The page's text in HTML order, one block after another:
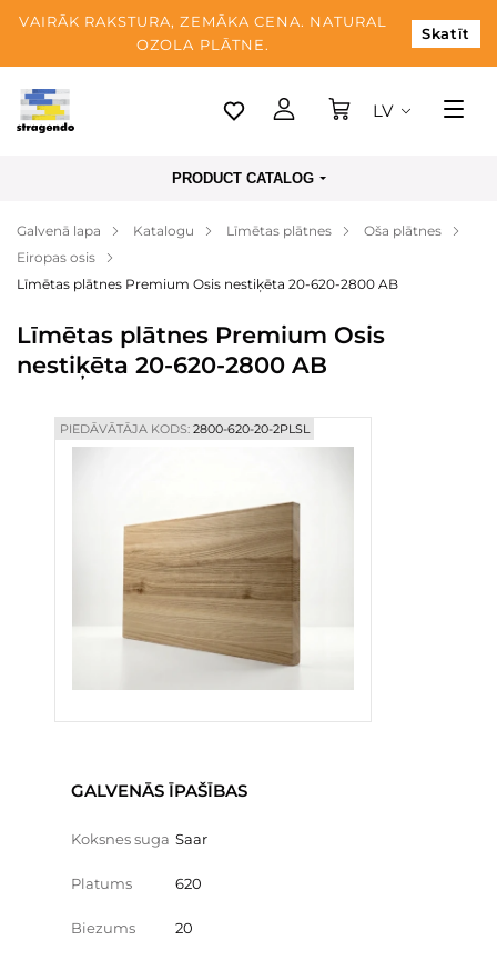
VAIRĀK RAKSTURA, ZEMĀKA CENA. NATURAL
OZOLA PLĀTNE.
Skatīt
Tallina
Apmaksa
Par mums
Blogs
Kontaktinformācija
LV
PRODUCT CATALOG
Galvenā lapa Katalogu Līmētas plātnes
Oša plātnes
Eiropas osis
Līmētas plātnes Premium Osis nestiķēta 20-620-2800 AB
Līmētas plātnes Premium Osis
nestiķēta 20-620-2800 AB
PIEDĀVĀTĀJA KODS:2800-620-20-2PLSL
GALVENĀS ĪPAŠĪBAS
Koksnes suga Saar
Platums 620
Biezums 20